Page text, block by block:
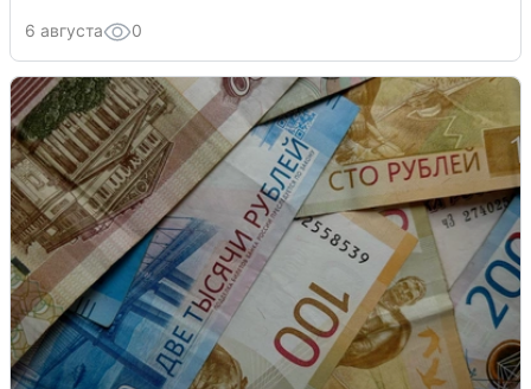
6 августа 0